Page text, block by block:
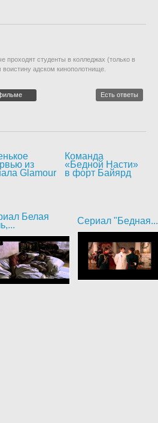
проходят студенты в колледжах (только в
адском кинополотнище.
Есть ответы
из
Glamour
Команда
«Бедной Насти»
в форт Байярд
Белая
Сериал "Бедная...